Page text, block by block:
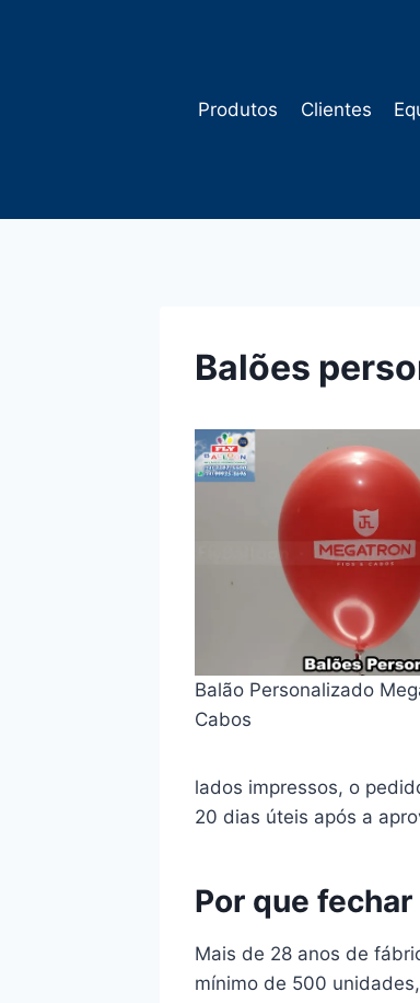
Produtos Clientes
Balões
Balão Personalizado
Cabos
lados impressos, o
20 dias úteis após a
Por que
Mais de 28 anos de
mínimo de 500